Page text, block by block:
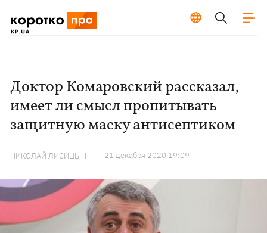
Доктор Комаровский рассказал,
имеет ли смысл пропитывать
защитную маску антисептиком
НИКОЛАЙ ЛИСИЦЫН 21 декабря 2020 19:09